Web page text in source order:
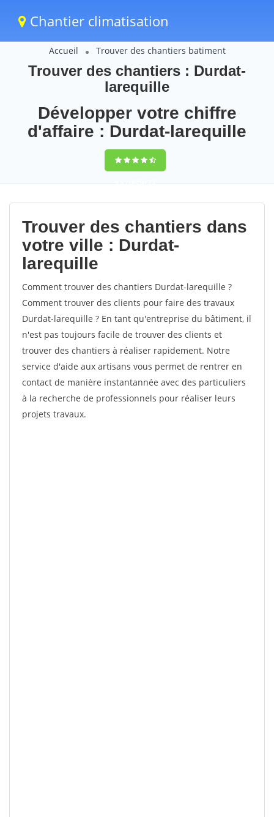
Chantier climatisation
Accueil Trouver des chantiers batiment
Trouver des chantiers : Durdat-
larequille
Développer votre chiffre
d'affaire : Durdat-larequille
9,5(100%)73
votes
Trouver des chantiers dans
votre ville : Durdat-
larequille
Comment trouver des chantiers Durdat-larequille ?
Comment trouver des clients pour faire des travaux
Durdat-larequille ? En tant qu'entreprise du bâtiment, il
n'est pas toujours facile de trouver des clients et
trouver des chantiers à réaliser rapidement. Notre
service d'aide aux artisans vous permet de rentrer en
contact de manière instantannée avec des particuliers
à la recherche de professionnels pour réaliser leurs
projets travaux.